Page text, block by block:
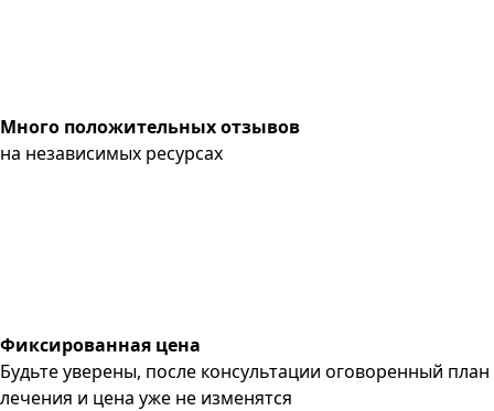
Много положительных отзывов
на независимых ресурсах
Фиксированная цена
Будьте уверены, после консультации оговоренный план
лечения и цена уже не изменятся